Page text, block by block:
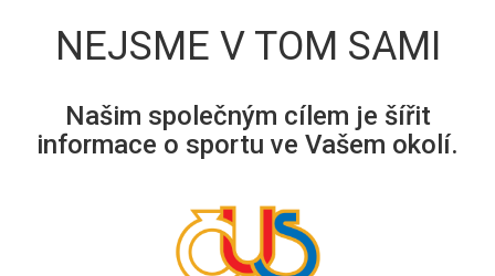
NEJSME V TOM SAMI
Našim společným cílem je šířit
informace o sportu ve Vašem okolí.